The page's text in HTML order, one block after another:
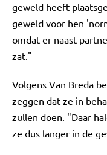
geweld heeft
geweld voor hen
omdat er naast
zat."
Volgens Van Breda
zeggen dat ze in
zullen doen. "Daar
ze dus langer in de